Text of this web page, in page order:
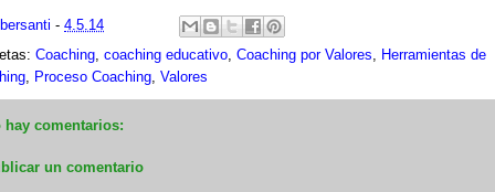
- 4.5.14
Coaching, coaching educativo, Coaching por Valores, Herramientas de
, Proceso Coaching, Valores
hay comentarios:
un comentario